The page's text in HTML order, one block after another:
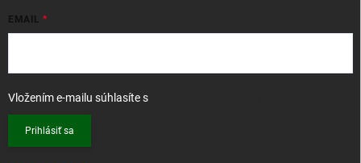
EMAIL
Vložením e-mailu súhlasíte s
Prihlásiť sa